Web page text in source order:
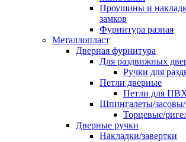
Проушины и
замков
Фурнитура разная
Металлопласт
Дверная фурнитура
Для раздвижных
Ручки для
Петли дверные
Петли для
Шпингалеты/
Торцевые/
Дверные ручки
Накладки/завертки